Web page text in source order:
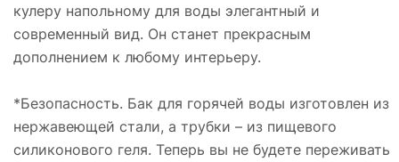
кулеру напольному для воды элегантный и
современный вид. Он станет прекрасным
дополнением к любому интерьеру.
*Безопасность. Бак для горячей воды изготовлен из
нержавеющей стали, а трубки – из пищевого
силиконового геля. Теперь вы не будете переживать